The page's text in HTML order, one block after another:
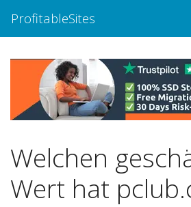
ProfitableSites
Welchen
Wert hat